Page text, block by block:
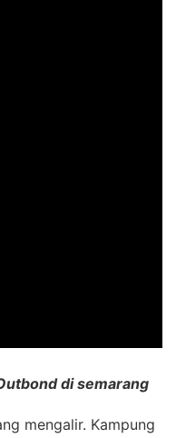
di semarang
mengalir. Kampung